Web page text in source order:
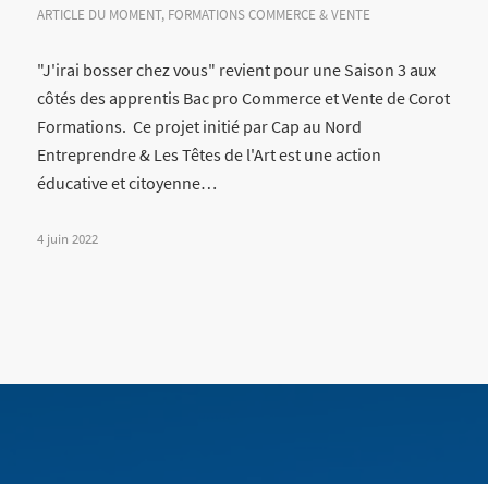
ARTICLE DU MOMENT, FORMATIONS COMMERCE & VENTE
"J'irai bosser chez vous" revient pour une Saison 3 aux
côtés des apprentis Bac pro Commerce et Vente de Corot
Formations. Ce projet initié par Cap au Nord
Entreprendre & Les Têtes de l'Art est une action
éducative et citoyenne…
4 juin 2022